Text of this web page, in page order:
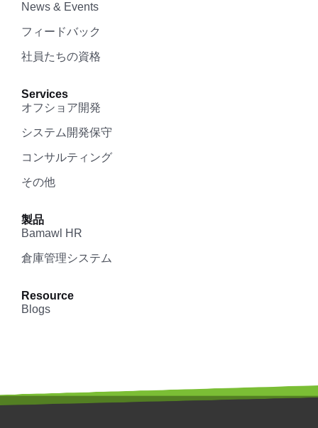
News & Events
フィードバック
社員たちの資格
Services
オフショア開発
システム開発保守
コンサルティング
その他
製品
Bamawl HR
倉庫管理システム
Resource
Blogs